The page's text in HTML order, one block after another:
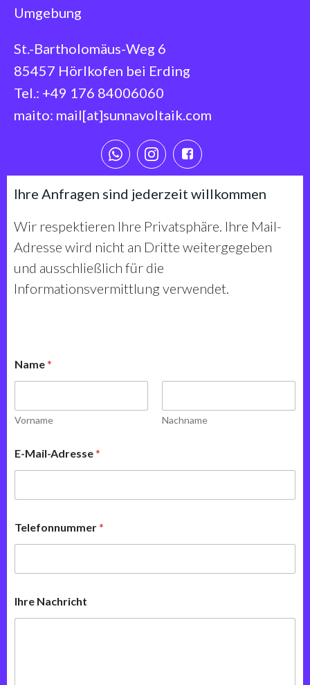
Umgebung
St.-Bartholomäus-Weg 6
85457 Hörlkofen bei Erding
Tel.: +49 176 84006060
maito: mail[at]sunnavoltaik.com
Ihre Anfragen sind jederzeit willkommen
Wir respektieren Ihre Privatsphäre. Ihre Mail-
Adresse wird nicht an Dritte weitergegeben
und ausschließlich für die
Informationsvermittlung verwendet.
Name*
Vorname Nachname
E-Mail-Adresse*
Telefonnummer*
Ihre Nachricht